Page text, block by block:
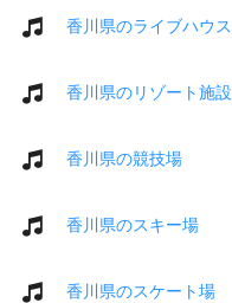
香川県のライブハウス
香川県のリゾート施設
香川県の競技場
香川県のスキー場
香川県のスケート場